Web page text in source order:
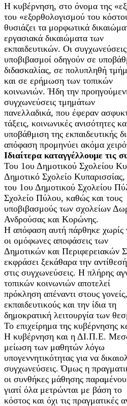
Η κυβέρνηση, στο όνομα της
του «εξορθολογισμού του
θυσιάζει τα μορφωτικά
εργασιακά δικαιώματα των
εκπαιδευτικών. Οι
υποβιβασμοί οδηγούν σε
διδασκαλίας, σε πολυπληθή
και σε ερήμωση των τοπικών
κοινωνιών. Ήδη την
συγχωνεύσεις τμημάτων
πανελλαδικά, που έφεραν
τάξεις, κοινωνικές ανισότητες
υποβάθμιση της εκπαιδευτικής
απόφαση προμηνύει ακόμα
Ιδιαίτερα καταγγέλλουμε τις
Του 1ου Δημοτικού Σχολείου
Δημοτικό Σχολείο Κυπαρισσίας,
του 1ου Δημοτικού Σχολείου
Σχολείο Πύλου, καθώς και τους
υποβιβασμούς των σχολείων
Ανδρούσας και Κορώνης.
Η απόφαση αυτή πάρθηκε χωρίς
οι ομόφωνες αποφάσεις των
Δημοτικών και Περιφερειακών
εκφράσει ξεκάθαρα την
στις συγχωνεύσεις. Η πλήρης
τοπικών κοινωνιών αποτελεί
πρόκληση απέναντι στους
εκπαιδευτικούς και την ίδια τη
δημοκρατική λειτουργία των
Το επιχείρημα της κυβέρνησης
Η κυβέρνηση και η ΔΙ.Π.Ε.
μείωση των μαθητών λόγω
υπογεννητικότητας για να
συγχωνεύσεις. Όμως η
οι συνθήκες μάθησης
γιατί όλα μετρώνται με βάση το
κόστος και όχι τις πραγματικές